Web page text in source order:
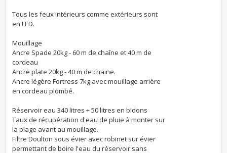
Tous les feux intérieurs comme extérieurs sont
en LED.
Mouillage
Ancre Spade 20kg - 60 m de chaîne et 40 m de
cordeau
Ancre plate 20kg - 40 m de chaine.
Ancre légère Fortress 7kg avec mouillage arrière
en cordeau plombé.
Réservoir eau 340 litres + 50 litres en bidons
Taux de récupération d'eau de pluie à monter sur
la plage avant au mouillage.
Filtre Doulton sous évier avec robinet sur évier
permettant de boire l'eau du réservoir sans